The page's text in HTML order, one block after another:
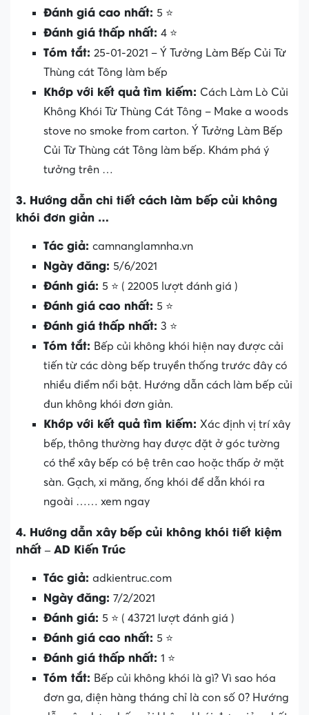
Đánh giá cao nhất: 5 ⭐
Đánh giá thấp nhất: 4 ⭐
Tóm tắt: 25-01-2021 – Ý Tưởng Làm Bếp Củi Từ
Thùng cát Tông làm bếp
Khớp với kết quả tìm kiếm: Cách Làm Lò Củi
Không Khói Từ Thùng Cát Tông – Make a woods
stove no smoke from carton. Ý Tưởng Làm Bếp
Củi Từ Thùng cát Tông làm bếp. Khám phá ý
tưởng trên …
3. Hướng dẫn chi tiết cách làm bếp củi không
khói đơn giản …
Tác giả: camnanglamnha.vn
Ngày đăng: 5/6/2021
Đánh giá: 5 ⭐ ( 22005 lượt đánh giá )
Đánh giá cao nhất: 5 ⭐
Đánh giá thấp nhất: 3 ⭐
Tóm tắt: Bếp củi không khói hiện nay được cải
tiến từ các dòng bếp truyền thống trước đây có
nhiều điểm nổi bật. Hướng dẫn cách làm bếp củi
đun không khói đơn giản.
Khớp với kết quả tìm kiếm: Xác định vị trí xây
bếp, thông thường hay được đặt ở góc tường
có thể xây bếp có bệ trên cao hoặc thấp ở mặt
sàn. Gạch, xi măng, ống khói để dẫn khói ra
ngoài …… xem ngay
4. Hướng dẫn xây bếp củi không khói tiết kiệm
nhất – AD Kiến Trúc
Tác giả: adkientruc.com
Ngày đăng: 7/2/2021
Đánh giá: 5 ⭐ ( 43721 lượt đánh giá )
Đánh giá cao nhất: 5 ⭐
Đánh giá thấp nhất: 1 ⭐
Tóm tắt: Bếp củi không khói là gì? Vì sao hóa
đơn ga, điện hàng tháng chỉ là con số 0? Hướng